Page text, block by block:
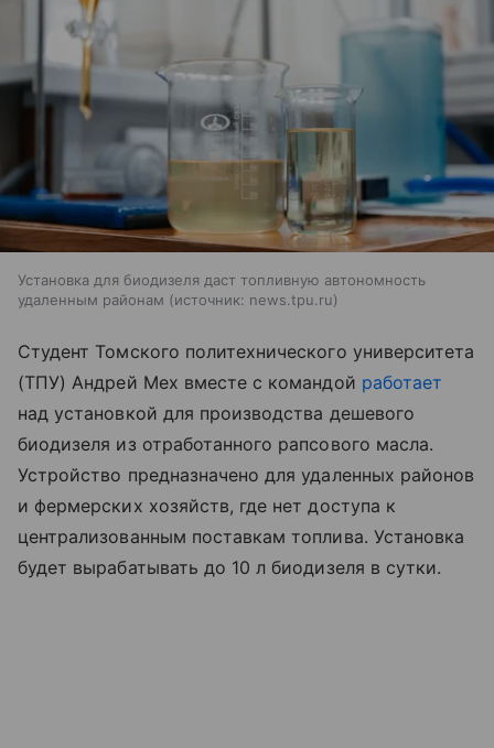
Установка для биодизеля даст топливную автономность
удаленным районам
источник: news.tpu.ru
Студент Томского политехнического университета
(ТПУ) Андрей Мех вместе с командой работает
над установкой для производства дешевого
биодизеля из отработанного рапсового масла.
Устройство предназначено для удаленных районов
и фермерских хозяйств, где нет доступа к
централизованным поставкам топлива. Установка
будет вырабатывать до 10 л биодизеля в сутки.